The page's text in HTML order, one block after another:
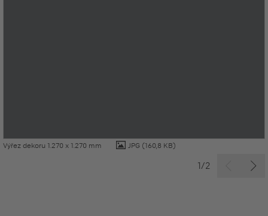
Výřez dekoru 1.270 x 1.270 mm JPG (160,8 KB)
1/2